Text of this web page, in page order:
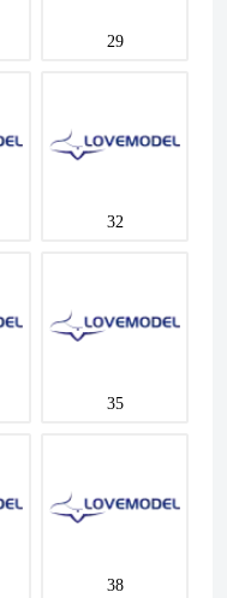
29
32
35
38